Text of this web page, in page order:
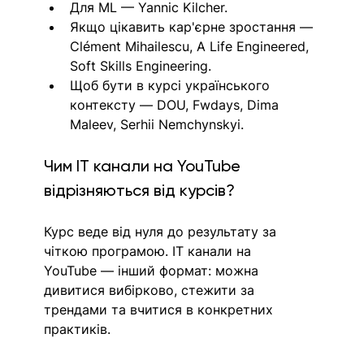
Для ML — Yannic Kilcher.
Якщо цікавить кар'єрне зростання —
Clément Mihailescu, A Life Engineered,
Soft Skills Engineering.
Щоб бути в курсі українського
контексту — DOU, Fwdays, Dima
Maleev, Serhii Nemchynskyi.
Чим IT канали на YouTube
відрізняються від курсів?
Курс веде від нуля до результату за
чіткою програмою. IT канали на
YouTube — інший формат: можна
дивитися вибірково, стежити за
трендами та вчитися в конкретних
практиків.